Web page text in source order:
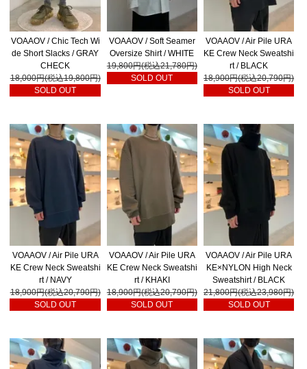
VOAAOV / Chic Tech Wi
de Short Slacks / GRAY
CHECK
18,000円(税込19,800円)
SOLD OUT
VOAAOV / Soft Seamer
Oversize Shirt / WHITE
19,800円(税込21,780円)
SOLD OUT
VOAAOV / Air Pile URA
KE Crew Neck Sweatshi
rt / BLACK
18,900円(税込20,790円)
SOLD OUT
VOAAOV / Air Pile URA
KE Crew Neck Sweatshi
rt / NAVY
18,900円(税込20,790円)
SOLD OUT
VOAAOV / Air Pile URA
KE Crew Neck Sweatshi
rt / KHAKI
18,900円(税込20,790円)
SOLD OUT
VOAAOV / Air Pile URA
KE×NYLON High Neck
Sweatshirt / BLACK
21,800円(税込23,980円)
SOLD OUT